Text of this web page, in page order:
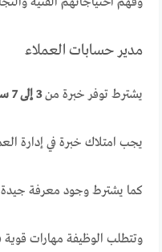
مدير حسابات العملاء
يشترط توفر خبرة من3 إلى 7 سنوات
يجب امتلاك خبرة في إدارة
كما يشترط وجود معرفة
وتتطلب الوظيفة مهارات قوية